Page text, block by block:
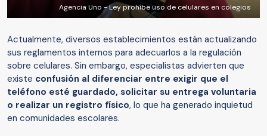
Agencia Uno - Ley prohíbe uso de celulares en colegios
Actualmente, diversos establecimientos están actualizando
sus reglamentos internos para adecuarlos a la regulación
sobre celulares. Sin embargo, especialistas advierten que
existe confusión al diferenciar entre exigir que el
teléfono esté guardado, solicitar su entrega voluntaria
o realizar un registro físico, lo que ha generado inquietud
en comunidades escolares.